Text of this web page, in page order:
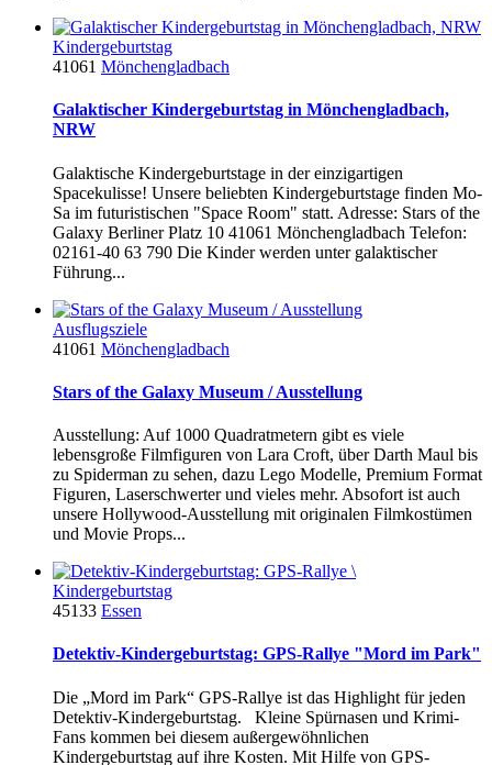
Kindergeburtstag
41061 Mönchengladbach
Galaktischer Kindergeburtstag in Mönchengladbach,
NRW
Galaktische Kindergeburtstage in der einzigartigen
Spacekulisse! Unsere beliebten Kindergeburtstage finden Mo-
Sa im futuristischen "Space Room" statt. Adresse: Stars of the
Galaxy Berliner Platz 10 41061 Mönchengladbach Telefon:
02161-40 63 790 Die Kinder werden unter galaktischer
Führung...
Ausflugsziele
41061 Mönchengladbach
Stars of the Galaxy Museum / Ausstellung
Ausstellung: Auf 1000 Quadratmetern gibt es viele
lebensgroße Filmfiguren von Lara Croft, über Darth Maul bis
zu Spiderman zu sehen, dazu Lego Modelle, Premium Format
Figuren, Laserschwerter und vieles mehr. Absofort ist auch
unsere Hollywood-Ausstellung mit originalen Filmkostümen
und Movie Props...
Kindergeburtstag
45133 Essen
Detektiv-Kindergeburtstag: GPS-Rallye "Mord im Park"
Die „Mord im Park“ GPS-Rallye ist das Highlight für jeden
Detektiv-Kindergeburtstag. Kleine Spürnasen und Krimi-
Fans kommen bei diesem außergewöhnlichen
Kindergeburtstag auf ihre Kosten. Mit Hilfe von GPS-